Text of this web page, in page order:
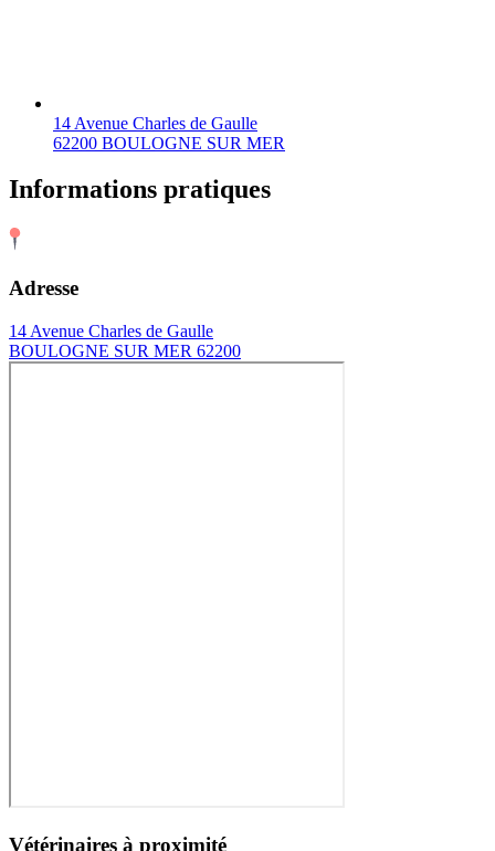
14 Avenue Charles de Gaulle
62200 BOULOGNE SUR MER
Informations pratiques
Adresse
14 Avenue Charles de Gaulle
BOULOGNE SUR MER 62200
Vétérinaires à proximité